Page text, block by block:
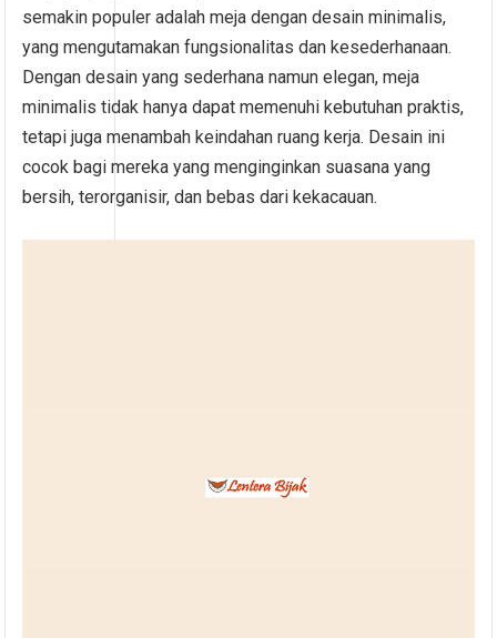
semakin populer adalah meja dengan desain minimalis,
yang mengutamakan fungsionalitas dan kesederhanaan.
Dengan desain yang sederhana namun elegan, meja
minimalis tidak hanya dapat memenuhi kebutuhan praktis,
tetapi juga menambah keindahan ruang kerja. Desain ini
cocok bagi mereka yang menginginkan suasana yang
bersih, terorganisir, dan bebas dari kekacauan.